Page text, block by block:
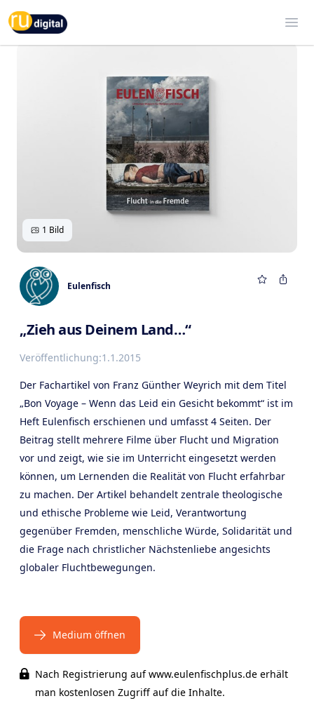
RU-digital
1 Bild
Eulenfisch
„Zieh aus Deinem Land…“
Veröffentlichung:1.1.2015
Der Fachartikel von Franz Günther Weyrich mit dem Titel
„Bon Voyage – Wenn das Leid ein Gesicht bekommt“ ist im
Heft Eulenfisch erschienen und umfasst 4 Seiten. Der
Beitrag stellt mehrere Filme über Flucht und Migration
vor und zeigt, wie sie im Unterricht eingesetzt werden
können, um Lernenden die Realität von Flucht erfahrbar
zu machen. Der Artikel behandelt zentrale theologische
und ethische Probleme wie Leid, Verantwortung
gegenüber Fremden, menschliche Würde, Solidarität und
die Frage nach christlicher Nächstenliebe angesichts
globaler Fluchtbewegungen.
Medium öffnen
Nach Registrierung auf www.eulenfischplus.de erhält
man kostenlosen Zugriff auf die Inhalte.